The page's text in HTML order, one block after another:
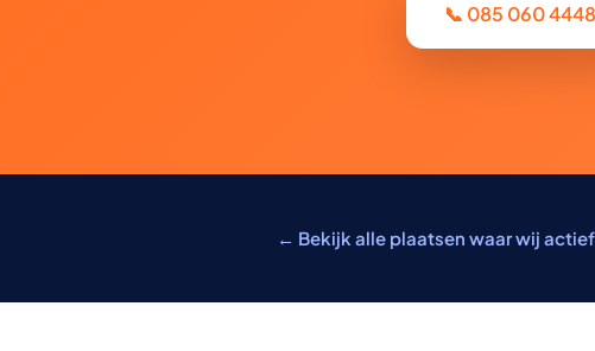
📞 085 060 4448
← Bekijk alle plaatsen waar wij